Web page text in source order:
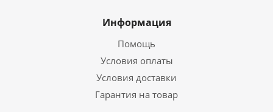
Информация
Помощь
Условия оплаты
Условия доставки
Гарантия на товар